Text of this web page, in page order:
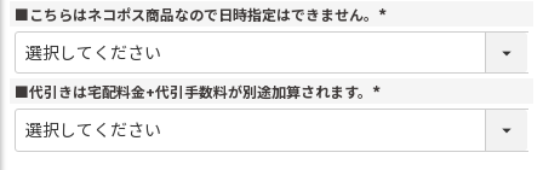
■こちらはネコポス商品なので日時指定はできません。
(
)
■代引きは宅配料金+代引手数料が別途加算されます。
(
)